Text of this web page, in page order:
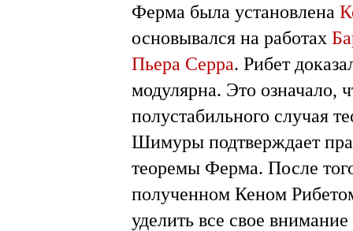
Ферма была установлена
основывался на работах
Пьера Серра. Рибет
модулярна. Это означало,
полустабильного случая
Шимуры подтверждает
теоремы Ферма. После
полученном Кеном
уделить все свое